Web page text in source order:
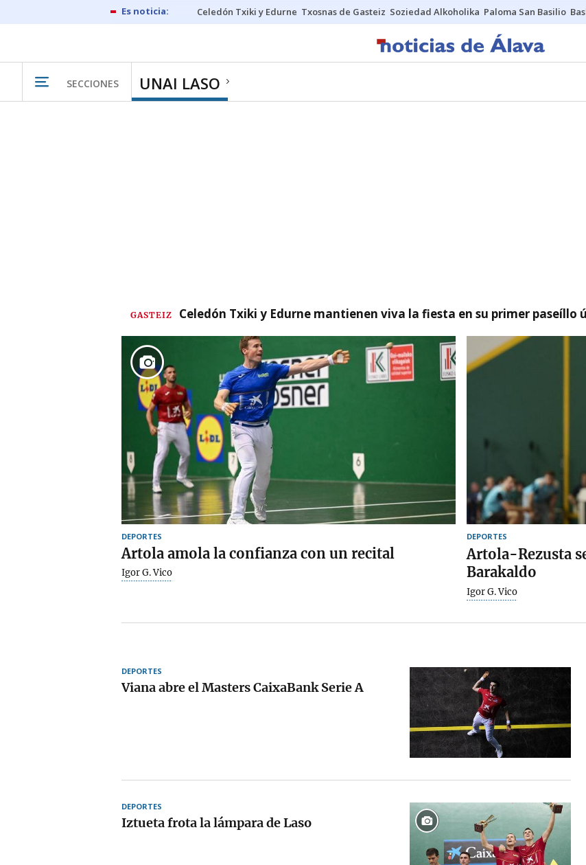
Celedón Txiki y Edurne Txosnas de Gasteiz Soziedad Alkoholika Paloma San Basilio
SECCIONES UNAI LASO
GASTEIZ Celedón Txiki y Edurne mantienen viva la fiesta en su primer paseíllo
DEPORTES
Artola amola la confianza con un recital
Igor G. Vico
DEPORTES
Artola-Rezusta
Barakaldo
Igor G. Vico
DEPORTES
Viana abre el Masters CaixaBank Serie A
DEPORTES
Iztueta frota la lámpara de Laso